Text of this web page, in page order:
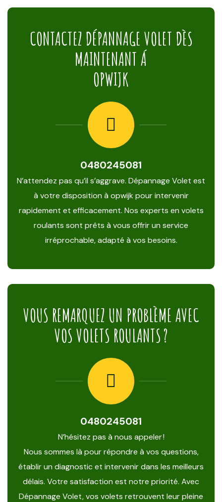
CONTACTEZ DÉPANNAGE VOLET DÈS
MAINTENANT Á
OPWIJK
0480245081
N’attendez pas qu’il s’aggrave. Dépannage Volet est
à votre disposition à opwijk pour intervenir
rapidement et efficacement. Nos experts en volets
roulants sont prêts à vous offrir un service
irréprochable, adapté à vos besoins.
VOUS REMARQUEZ UN PROBLÈME AVEC
VOS VOLETS ROULANTS ?
0480245081
N’hésitez pas à nous appeler !
Nous sommes là pour répondre à vos questions,
établir un diagnostic et intervenir dans les meilleurs
délais. Votre satisfaction est notre priorité. Avec
Dépannage Volet, vos volets retrouvent leur pleine